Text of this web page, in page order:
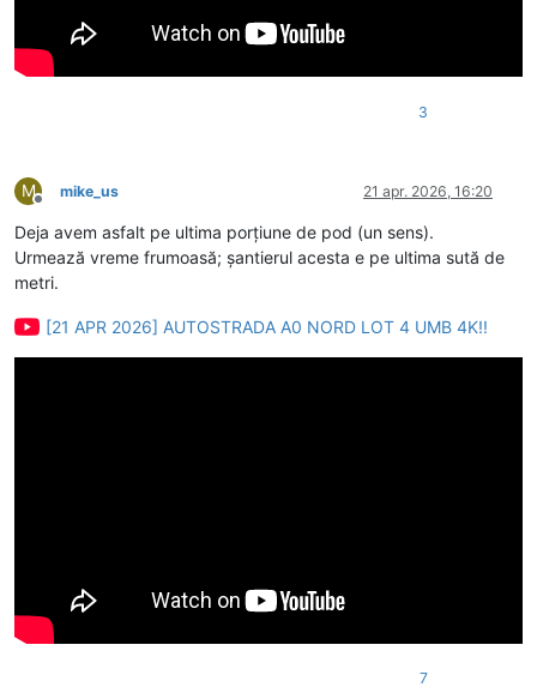
3
M
Deconectat
mike_us 21 apr. 2026, 16:20
Deja avem asfalt pe ultima porțiune de pod (un sens).
Urmează vreme frumoasă; șantierul acesta e pe ultima sută de
metri.
[21 APR 2026] AUTOSTRADA A0 NORD LOT 4 UMB 4K!!
7